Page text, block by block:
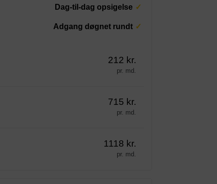
Dag-til-dag opsigelse
Adgang døgnet rundt
212 kr.
pr. md.
715 kr.
pr. md.
1118 kr.
pr. md.